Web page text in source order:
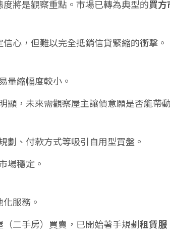
將是觀察重點。市場已轉為典型的買方
心，但難以完全抵銷信貸緊縮的衝擊。
量縮幅度較小。
顯，未來需觀察屋主讓價意願是否能帶
劃、付款方式等吸引自用型買盤。
場穩定。
服務。
二手房）買賣，已開始著手規劃 租賃服